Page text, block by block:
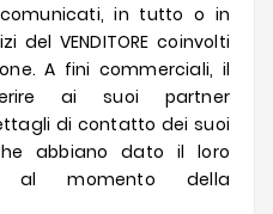
in tutto o in
VENDITORE coinvolti
A fini commerciali, il
ai suoi partner
di contatto dei suoi
abbiano dato il loro
al momento della